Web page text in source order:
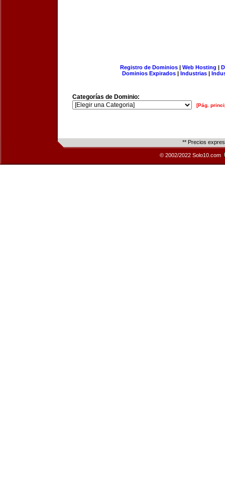
Registro de Dominios| Web Hosting |
Dominios Expirados | Industrias |
Categorías de Dominio:
[Pág.
** Precios
© 2002/2022 Solo10.com